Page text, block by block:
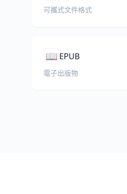
可攜式文件格式
📖 EPUB
電子出版物